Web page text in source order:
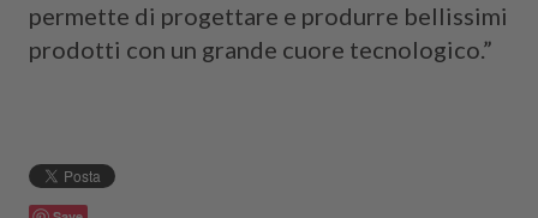
permette di progettare e produrre bellissimi
prodotti con un grande cuore tecnologico.”